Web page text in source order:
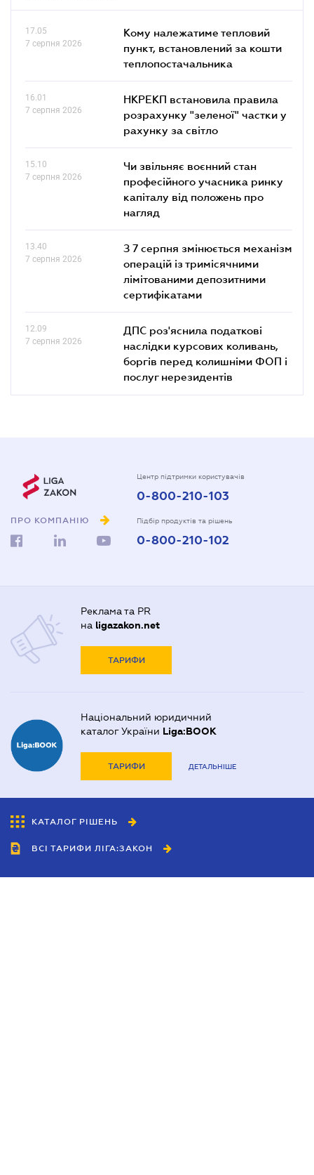
17.05
7 серпня 2026
Кому належатиме тепловий
пункт, встановлений за кошти
теплопостачальника
16.01
7 серпня 2026
НКРЕКП встановила правила
розрахунку "зеленої" частки у
рахунку за світло
15.10
7 серпня 2026
Чи звільняє воєнний стан
професійного учасника ринку
капіталу від положень про
нагляд
13.40
7 серпня 2026
З 7 серпня змінюється механізм
операцій із тримісячними
лімітованими депозитними
сертифікатами
12.09
7 серпня 2026
ДПС роз'яснила податкові
наслідки курсових коливань,
боргів перед колишніми ФОП і
послуг нерезидентів
ПРО КОМПАНІЮ
Центр підтримки користувачів
0-800-210-103
Підбір продуктів та рішень
0-800-210-102
Реклама та PR
на ligazakon.net
ТАРИФИ
Національний юридичний
каталог України Liga:BOOK
ТАРИФИ ДЕТАЛЬНІШЕ
КАТАЛОГ РІШЕНЬ
ВСІ ТАРИФИ ЛІГА:ЗАКОН